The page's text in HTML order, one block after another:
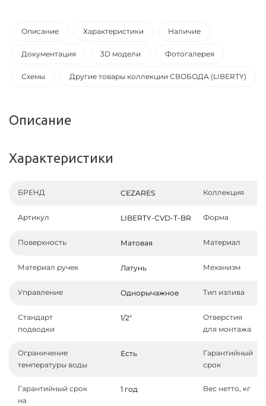
Описание Характеристики Наличие
Документация 3D модели Фотогалерея
Схемы Другие товары коллекции СВОБОДА (LIBERTY)
Описание
Характеристики
БРЕНД CEZARES Коллекция
Артикул LIBERTY-CVD-T-BR Форма
Поверхность Матовая Материал
Материал ручек Латунь Механизм
Управление Однорычажное Тип излива
Стандарт
подводки
1/2"
Отверстия
для монтажа
Ограничение
температуры воды
Есть
Гарантийный
срок
Гарантийный срок
на
1 год Вес нетто, кг